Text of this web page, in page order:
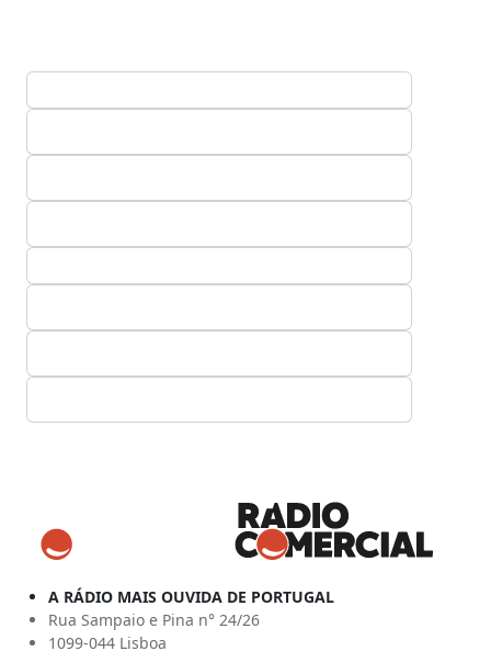
A RÁDIO MAIS OUVIDA DE PORTUGAL
Rua Sampaio e Pina n° 24/26
1099-044 Lisboa